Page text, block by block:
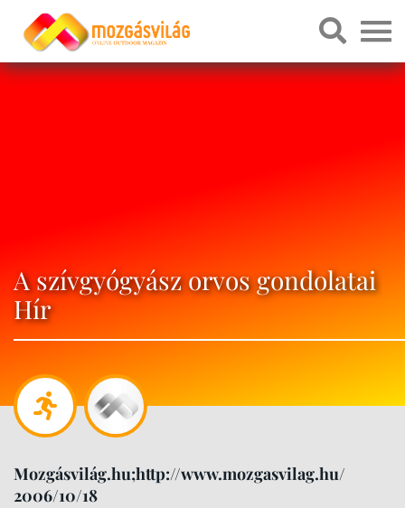
A szívgyógyász orvos gondolatai
Hír
Mozgásvilág.hu;http://www.mozgasvilag.hu/
2006/10/18